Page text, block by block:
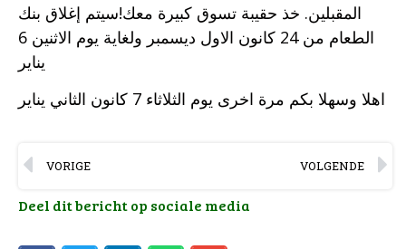
المقبلين. خذ حقيبة تسوق كبيرة معك!سيتم إغلاق بنك
الطعام من 24 كانون الاول ديسمبر ولغاية يوم الاثنين 6
يناير
اهلا وسهلا بكم مرة اخرى يوم الثلاثاء 7 كانون الثاني يناير
VORIGE VOLGENDE
Deel dit bericht op sociale media